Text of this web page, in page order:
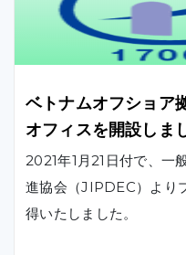
ベトナムオフショ
オフィスを開設しま
2021年1月21日付で、一
進協会（JIPDEC）より
得いたしました。